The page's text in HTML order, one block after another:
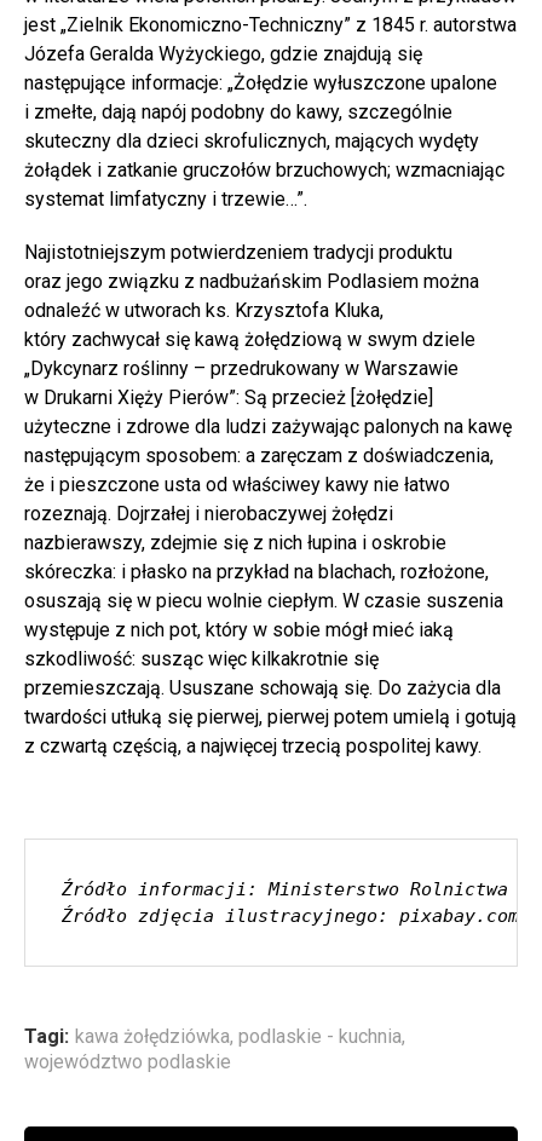
jest „Zielnik Ekonomiczno-Techniczny” z 1845 r. autorstwa
Józefa Geralda Wyżyckiego, gdzie znajdują się
następujące informacje: „Żołędzie wyłuszczone upalone
i zmełte, dają napój podobny do kawy, szczególnie
skuteczny dla dzieci skrofulicznych, mających wydęty
żołądek i zatkanie gruczołów brzuchowych; wzmacniając
systemat limfatyczny i trzewie…”.
Najistotniejszym potwierdzeniem tradycji produktu
oraz jego związku z nadbużańskim Podlasiem można
odnaleźć w utworach ks. Krzysztofa Kluka,
który zachwycał się kawą żołędziową w swym dziele
„Dykcynarz roślinny – przedrukowany w Warszawie
w Drukarni Xięży Pierów”: Są przecież [żołędzie]
użyteczne i zdrowe dla ludzi zażywając palonych na kawę
następującym sposobem: a zaręczam z doświadczenia,
że i pieszczone usta od właściwey kawy nie łatwo
rozeznają. Dojrzałej i nierobaczywej żołędzi
nazbierawszy, zdejmie się z nich łupina i oskrobie
skóreczka: i płasko na przykład na blachach, rozłożone,
osuszają się w piecu wolnie ciepłym. W czasie suszenia
występuje z nich pot, który w sobie mógł mieć iaką
szkodliwość: susząc więc kilkakrotnie się
przemieszczają. Ususzane schowają się. Do zażycia dla
twardości utłuką się pierwej, pierwej potem umielą i gotują
z czwartą częścią, a najwięcej trzecią pospolitej kawy.
Źródło informacji: Ministerstwo Rolnictwa i
Źródło zdjęcia ilustracyjnego: pixabay.com /
Tagi: kawa żołędziówka, podlaskie - kuchnia,
województwo podlaskie